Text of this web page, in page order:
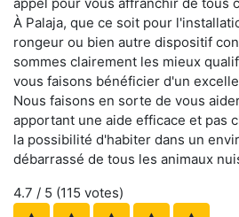
À Palaja, que ce soit pour
rongeur ou bien autre dispositif
sommes clairement les mieux
vous faisons bénéficier d'un
Nous faisons en sorte de vous
apportant une aide efficace et pas
la possibilité d'habiter dans un
débarrassé de tous les animaux
4.7 / 5 (115 votes)